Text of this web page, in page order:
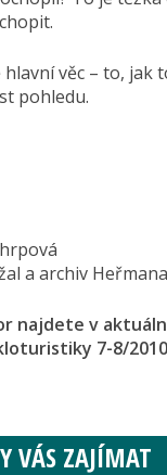
věc – to, jak
pohledu.
a archiv
najdete v
7-8/2010
VÁS ZAJÍMAT